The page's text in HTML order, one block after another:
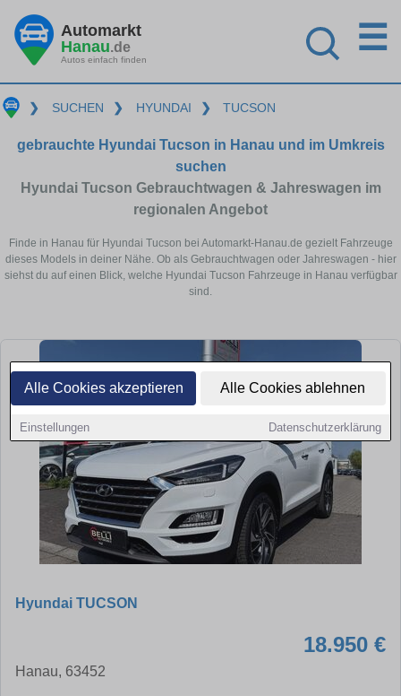
Alle Cookies akzeptieren Alle Cookies ablehnen
Einstellungen Datenschutzerklärung
Automarkt
Hanau.de
Autos einfach finden
☰
❯ SUCHEN ❯ HYUNDAI ❯ TUCSON
gebrauchte Hyundai Tucson in Hanau und im Umkreis
suchen
Hyundai Tucson Gebrauchtwagen & Jahreswagen im
regionalen Angebot
Finde in Hanau für Hyundai Tucson bei Automarkt-Hanau.de gezielt Fahrzeuge
dieses Models in deiner Nähe. Ob als Gebrauchtwagen oder Jahreswagen - hier
siehst du auf einen Blick, welche Hyundai Tucson Fahrzeuge in Hanau verfügbar
sind.
Hyundai TUCSON
18.950 €
Hanau, 63452